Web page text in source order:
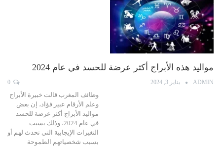
مواليد هذه الأبراج أكثر عرضة للحسد في عام 2024
ADMIN يناير 3, 2024
وظائف المغرب قالت خبيرة الأبراج
وعلم الأرقام عبير فؤاد، إن بعض
مواليد الأبراج أكثر عرضة للحسد
في عام 2024، وذلك بسبب
التغيرات الإيجابية التي تحدث لهم أو
بسبب شخصياتهم الطموحة